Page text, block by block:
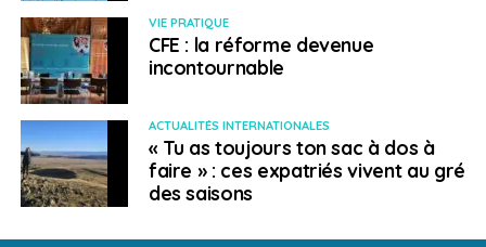
VIE PRATIQUE
CFE : la réforme devenue
incontournable
ACTUALITÉS INTERNATIONALES
« Tu as toujours ton sac à dos à
faire » : ces expatriés vivent au gré
des saisons